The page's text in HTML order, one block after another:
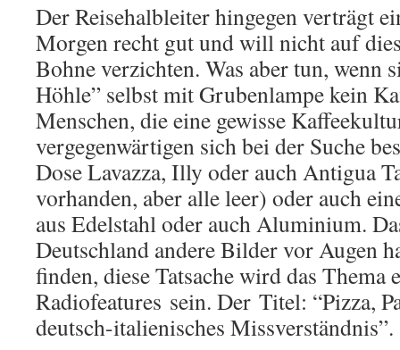
Der Reisehalbleiter hingegen verträgt
Morgen recht gut und will nicht auf
Bohne verzichten. Was aber tun, wenn
Höhle” selbst mit Grubenlampe kein
Menschen, die eine gewisse
vergegenwärtigen sich bei der Suche
Dose Lavazza, Illy oder auch Antigua
vorhanden, aber alle leer) oder auch
aus Edelstahl oder auch Aluminium.
Deutschland andere Bilder vor Augen
finden, diese Tatsache wird das Thema
Radiofeatures sein. Der Titel: “Pizza,
deutsch-italienisches Missverständnis”.